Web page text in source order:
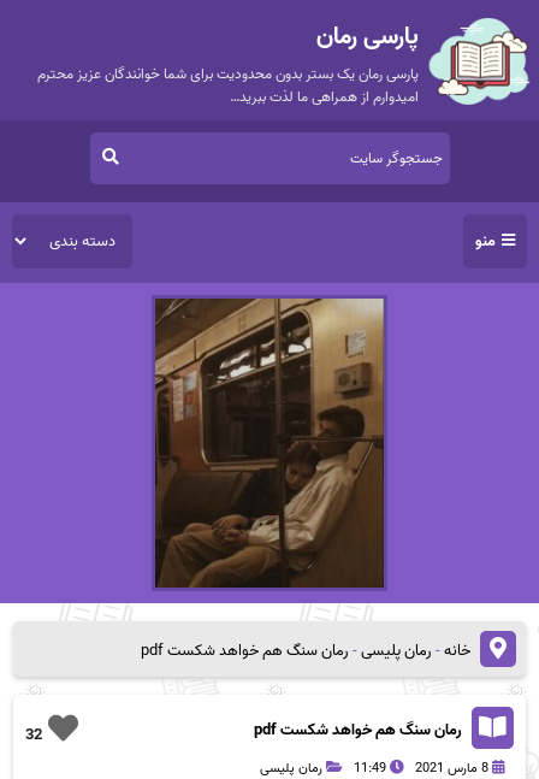
پارسی رمان
پارسی رمان یک بستر بدون محدودیت برای شما خوانندگان عزیز محترم
امیدوارم از همراهی ما لذت ببرید…
منو
خانه-رمان پلیسی-رمان سنگ هم خواهد شکست pdf
32 رمان سنگ هم خواهد شکست pdf
8 مارس 2021 11:49 رمان پلیسی